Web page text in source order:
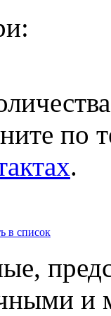
по
.
в список
и